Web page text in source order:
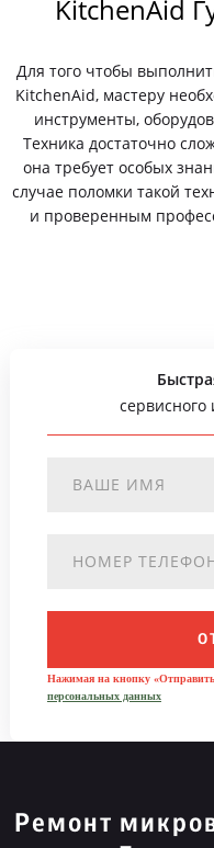
KitchenAid
Для того чтобы
KitchenAid, мастеру
инструменты,
Техника достаточно
она требует особых
случае поломки такой
и проверенным
Нажимая на кнопку
персональных данных
Ремонт